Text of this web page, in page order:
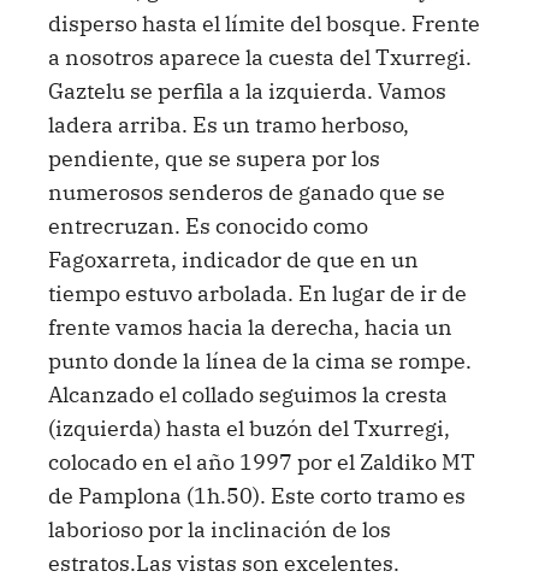
disperso hasta el límite del bosque. Frente
a nosotros aparece la cuesta del Txurregi.
Gaztelu se perfila a la izquierda. Vamos
ladera arriba. Es un tramo herboso,
pendiente, que se supera por los
numerosos senderos de ganado que se
entrecruzan. Es conocido como
Fagoxarreta, indicador de que en un
tiempo estuvo arbolada. En lugar de ir de
frente vamos hacia la derecha, hacia un
punto donde la línea de la cima se rompe.
Alcanzado el collado seguimos la cresta
(izquierda) hasta el buzón del Txurregi,
colocado en el año 1997 por el Zaldiko MT
de Pamplona (1h.50). Este corto tramo es
laborioso por la inclinación de los
estratos.Las vistas son excelentes.